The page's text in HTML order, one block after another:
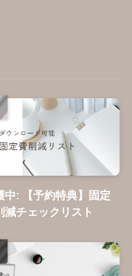
中: 【予約特典】固定
減チェックリスト